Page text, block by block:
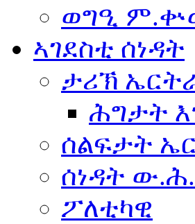
ወግዒ
ኣገደስቲ ሰነዳት
ታሪኽ
ሕግታት
ሰልፍታት
ሰነዳት
ፖለቲካዊ